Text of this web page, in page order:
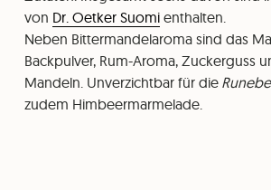
von Dr. Oetker Suomienthalten.
Neben Bittermandelaroma sind das
Backpulver, Rum-Aroma, Zuckerguss
Mandeln. Unverzichtbar für die
zudem Himbeermarmelade.